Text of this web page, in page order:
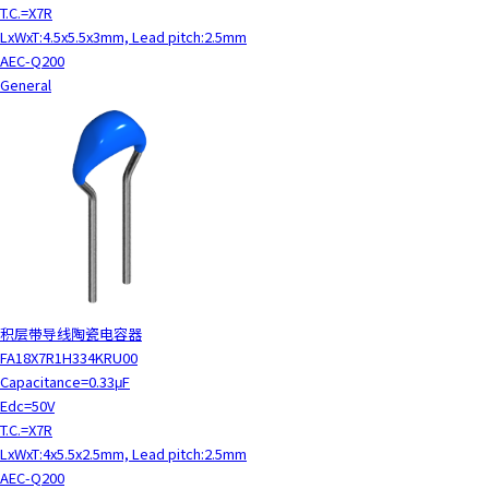
T.C.=X7R
LxWxT:4.5x5.5x3mm, Lead pitch:2.5mm
AEC-Q200
General
积层带导线陶瓷电容器
FA18X7R1H334KRU00
Capacitance=0.33μF
Edc=50V
T.C.=X7R
LxWxT:4x5.5x2.5mm, Lead pitch:2.5mm
AEC-Q200